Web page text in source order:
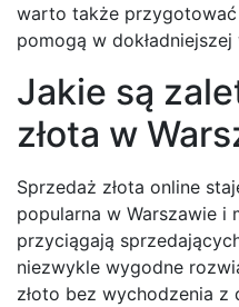
warto także
pomogą w dokładniejszej
Jakie są
złota w
Sprzedaż złota online
popularna w Warszawie i
przyciągają
niezwykle wygodne
złoto bez wychodzenia